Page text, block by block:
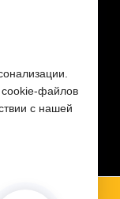
cookie-файлов
с нашей